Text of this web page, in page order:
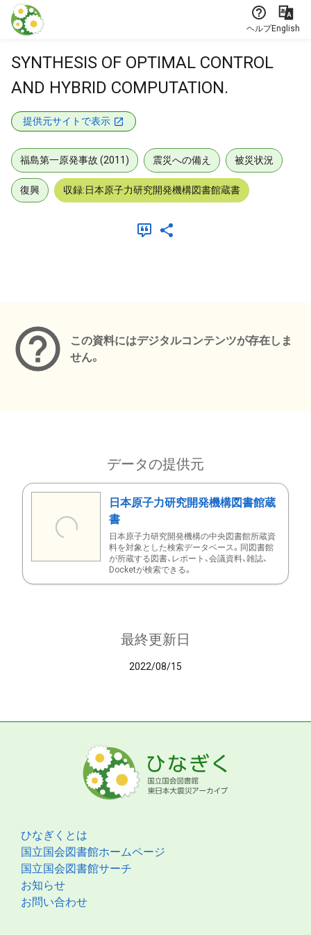
本文に飛ぶ
ヘルプEnglish
SYNTHESIS OF OPTIMAL CONTROL
AND HYBRID COMPUTATION.
提供元サイトで表示
福島第一原発事故 (2011) 震災への備え 被災状況
復興 収録:日本原子力研究開発機構図書館蔵書
この資料にはデジタルコンテンツが存在しま
せん。
データの提供元
日本原子力研究開発機構図書館蔵
書
日本原子力研究開発機構の中央図書館所蔵資
料を対象とした検索データベース。同図書館
が所蔵する図書、レポート、会議資料、雑誌、
Docketが検索できる。
最終更新日
2022/08/15
ひなぎくとは
国立国会図書館ホームページ
国立国会図書館サーチ
お知らせ
お問い合わせ